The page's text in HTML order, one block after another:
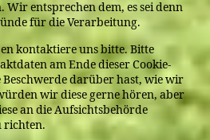
Wir entsprechen dem, es sei denn
für die Verarbeitung.
kontaktiere uns bitte. Bitte
am Ende dieser Cookie-
darüber hast, wie wir
wir diese gerne hören, aber
an die Aufsichtsbehörde
richten.